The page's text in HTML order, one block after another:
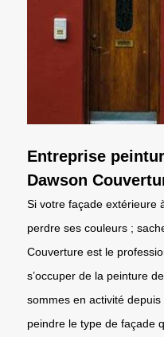
Entreprise
Dawson
Si votre façade extérieure
perdre ses couleurs ;
Couverture est le
s’occuper de la peinture
sommes en activité
peindre le type de façade